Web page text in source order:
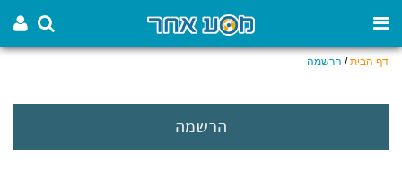
דף הבית/ הרשמה
הרשמה